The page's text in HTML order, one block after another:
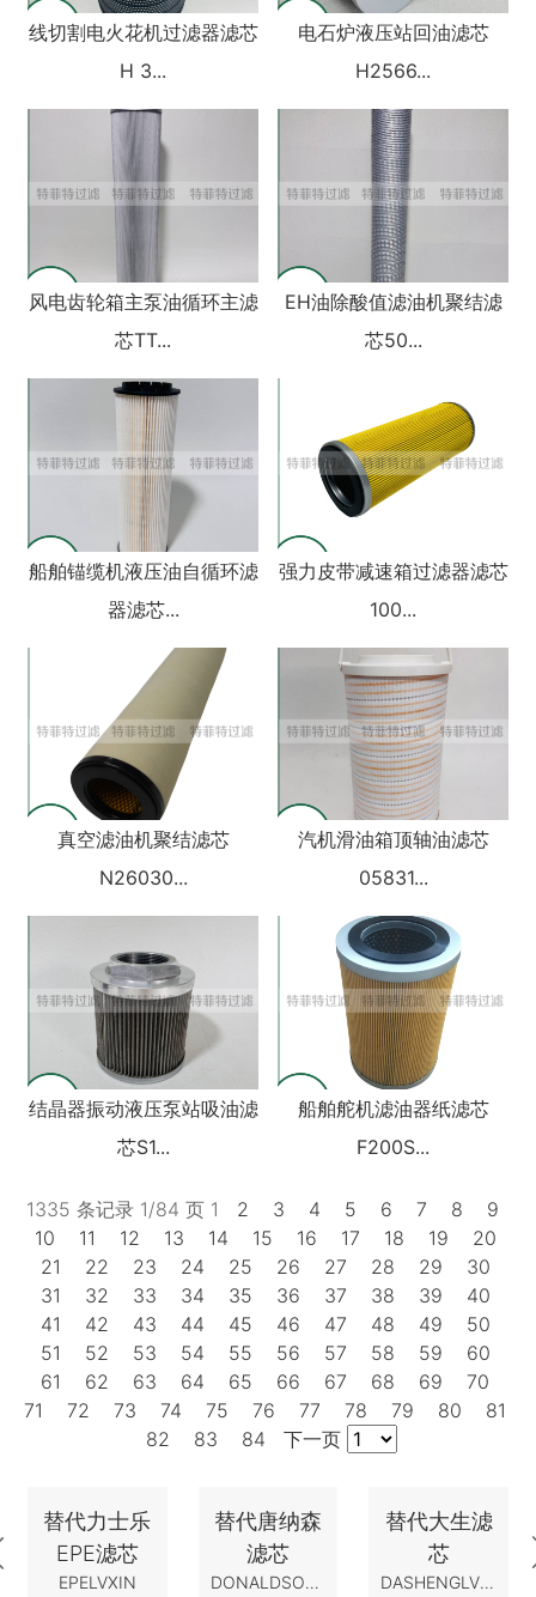
线切割电火花机过滤器滤芯
H 3...
电石炉液压站回油滤芯
H2566...
风电齿轮箱主泵油循环主滤
芯TT...
EH油除酸值滤油机聚结滤
芯50...
船舶锚缆机液压油自循环滤
器滤芯...
强力皮带减速箱过滤器滤芯
100...
真空滤油机聚结滤芯
N26030...
汽机滑油箱顶轴油滤芯
05831...
结晶器振动液压泵站吸油滤
芯S1...
船舶舵机滤油器纸滤芯
F200S...
1335 条记录 1/84 页 1 2 3 4 5 6 7 8
9
10
11 12 13 14 15 16 17 18 19
20
21
22 23 24 25 26 27 28 29
30
31
32 33 34 35 36 37 38 39
40
41
42 43 44 45 46 47 48 49
50
51
52 53 54 55 56 57 58 59
60
61
62 63 64 65 66 67 68 69
70
71
72 73 74 75 76 77 78 79 80
81
82
83 84 下一页
替代力士乐
EPE滤芯
EPELVXIN
替代唐纳森
滤芯
DONALDSONLVXIN
替代大生滤
芯
DASHENGLVXIN